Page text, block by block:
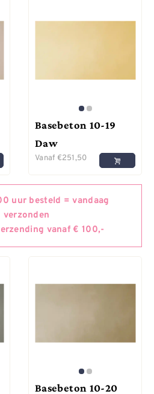
Basebeton 10-19
Daw
Vanaf €251,50
uur besteld =vandaag
verzonden
vanaf € 100,-
Basebeton 10-20